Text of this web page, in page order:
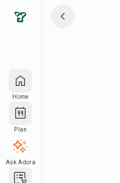
Home
Plan
Ask Adora